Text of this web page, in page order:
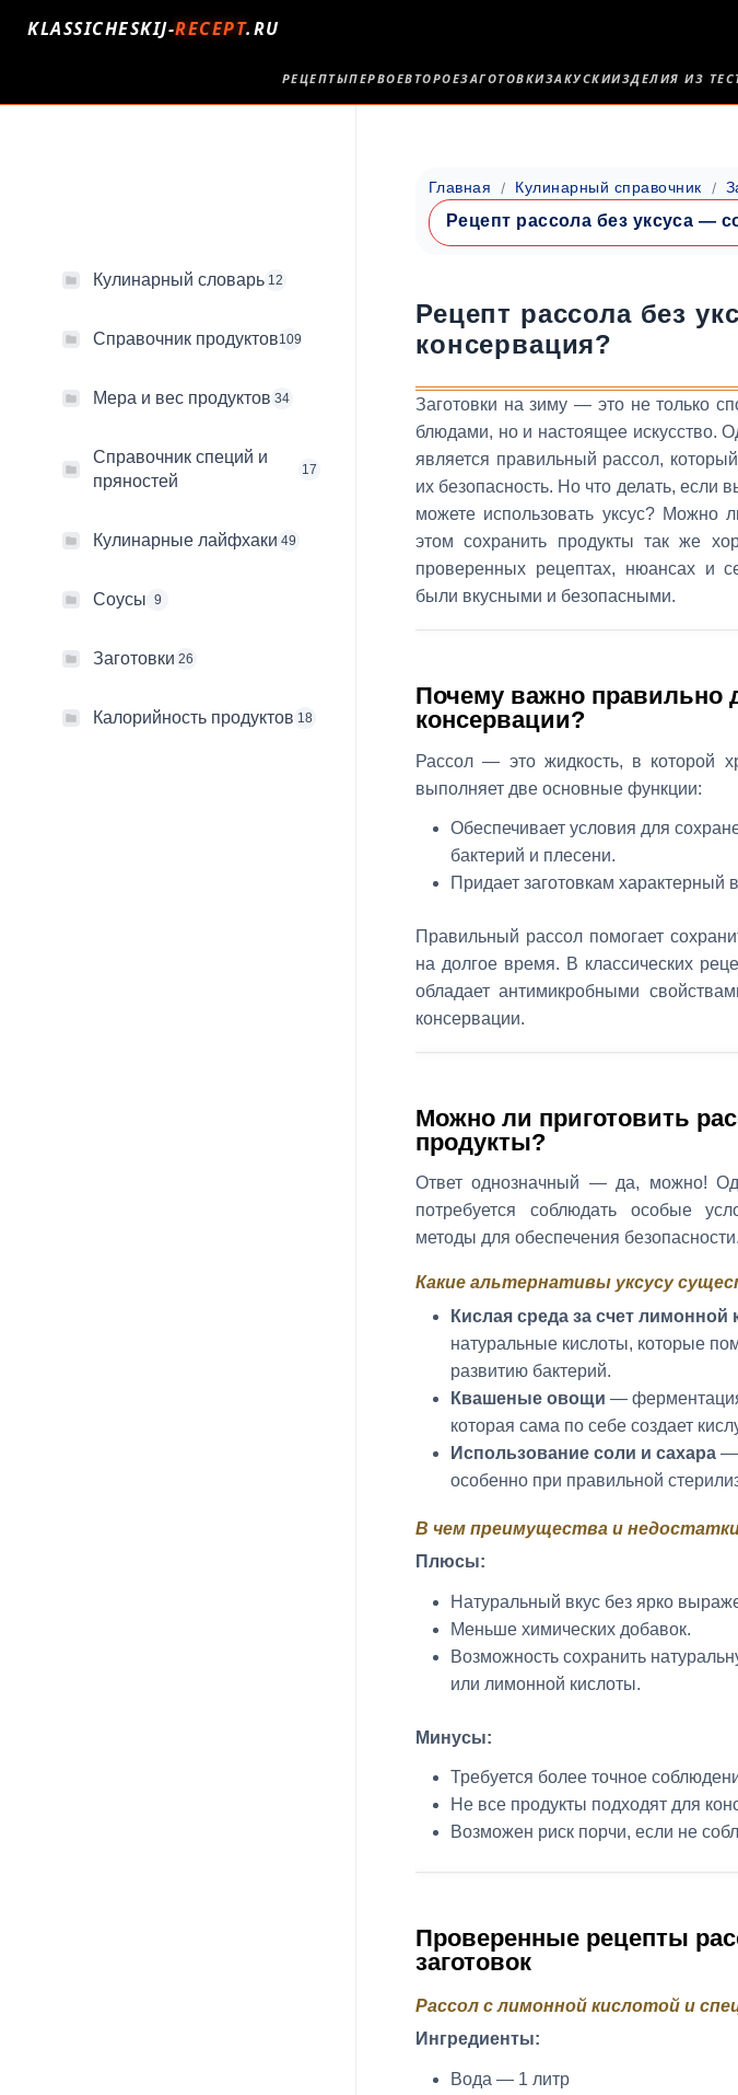
KLASSICHESKIJ-RECEPT.RU
РЕЦЕПТЫПЕРВОЕВТОРОЕЗАГОТОВКИЗАКУСКИИЗДЕЛИЯ ИЗ
Кулинарный словарь 12
Справочник продуктов109
Мера и вес продуктов 34
Справочник специй и
пряностей
17
Кулинарные лайфхаки 49
Соусы 9
Заготовки 26
Калорийность продуктов 18
Главная Кулинарный справочник
Рецепт рассола без уксуса —
Рецепт рассола без
консервация?
Заготовки на зиму — это не только
блюдами, но и настоящее искусство.
является правильный рассол,
их безопасность. Но что делать, если
можете использовать уксус? Можно
этом сохранить продукты так же
проверенных рецептах, нюансах и
были вкусными и безопасными.
Почему важно правильно
консервации?
Рассол — это жидкость, в которой
выполняет две основные функции:
Обеспечивает условия для
бактерий и плесени.
Придает заготовкам характерный
Правильный рассол помогает
на долгое время. В классических
обладает антимикробными
консервации.
Можно ли приготовить
продукты?
Ответ однозначный — да, можно!
потребуется соблюдать особые
методы для обеспечения безопасности.
Какие альтернативы уксусу
Кислая среда за счет
натуральные кислоты, которые
развитию бактерий.
Квашеные овощи — ферментация
которая сама по себе создает
Использование соли и сахара—
особенно при правильной
В чем преимущества и недостатки
Плюсы:
Натуральный вкус без ярко
Меньше химических добавок.
Возможность сохранить
или лимонной кислоты.
Минусы:
Требуется более точное
Не все продукты подходят для
Возможен риск порчи, если не
Проверенные рецепты
заготовок
Рассол с лимонной кислотой и
Ингредиенты:
Вода — 1 литр